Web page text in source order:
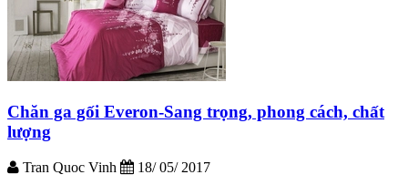
Chăn ga gối Everon-Sang trọng, phong cách, chất
lượng
Tran Quoc Vinh
18/ 05/ 2017